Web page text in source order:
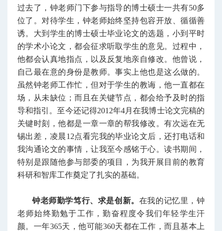
过去了，钟老师门下参与指导的博士硕士一共有50多
位了。对待学生，钟老师始终坚持包容开放、循循善
诱。大到学生的博士硕士毕业论文的选题，小到平时
的学术小论文，都会征求听取学生的意见。过程中，
他都会认真地指点，以及反复地亲自修改。他曾说，
自己最在意的身份是教师。事实上他也是这么做的。
虽然钟老师工作忙，但对于学生的教诲，他一直都在
场，从未缺位；而且在关键节点，都会给予及时的指
导和指引。至今还记得2012年4月在我博士论文完稿的
关键时刻，他都是一章一章的帮我修改。有次远在无
锡出差，凌晨12点看完我的毕业论文后，还打电话和
我沟通论文的事情，让我至今感铭于心。读书期间，
特别是跟随他参与部委的项目，为我开展目前的教育
科研和智库工作奠定了扎实的基础。
钟老师勤学笃行、求是创新。 在我的记忆里，钟
老师始终勤勉于工作，勤奋程度令我们年轻学生汗
颜。一年365天，他可能360天都在工作，而且基本上